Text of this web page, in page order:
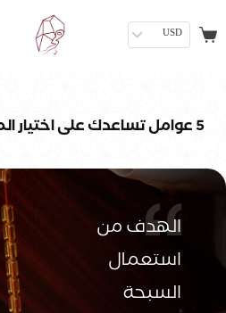
USD
5 عوامل تساعدك على اختيار المسباح المناسب
الهدف من
استعمال
السبحة